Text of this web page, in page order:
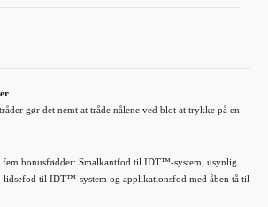
gør det nemt at tråde nålene ved blot at trykke på en
bonusfødder: Smalkantfod til IDT™-system, usynlig
lidsefod til IDT™-system og applikationsfod med åben tå til